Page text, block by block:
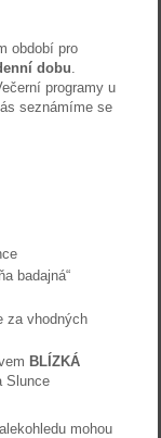
období pro
dobu.
programy u
seznámíme se
badajná“
za vhodných
BLÍZKÁ
Slunce
mohou